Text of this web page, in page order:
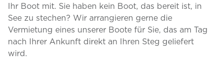
Ihr Boot mit. Sie haben kein Boot, das bereit ist, in
See zu stechen? Wir arrangieren gerne die
Vermietung eines unserer Boote für Sie, das am Tag
nach Ihrer Ankunft direkt an Ihren Steg geliefert
wird.